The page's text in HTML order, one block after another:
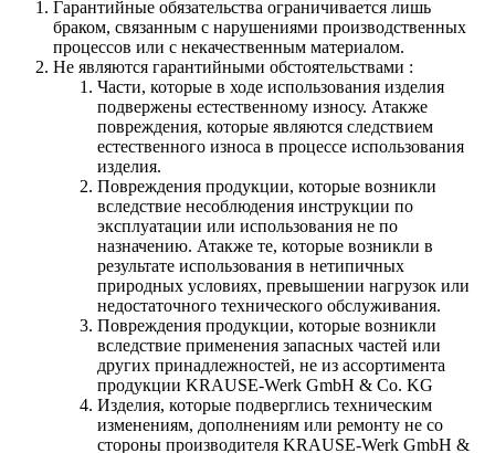
Гарантийные обязательства ограничивается лишь
браком, связанным с нарушениями производственных
процессов или с некачественным материалом.
Не являются гарантийными обстоятельствами :
Части, которые в ходе использования изделия
подвержены естественному износу. Атакже
повреждения, которые являются следствием
естественного износа в процессе использования
изделия.
Повреждения продукции, которые возникли
вследствие несоблюдения инструкции по
эксплуатации или использования не по
назначению. Атакже те, которые возникли в
результате использования в нетипичных
природных условиях, превышении нагрузок или
недостаточного технического обслуживания.
Повреждения продукции, которые возникли
вследствие применения запасных частей или
других принадлежностей, не из ассортимента
продукции KRAUSE-Werk GmbH & Со. KG
Изделия, которые подверглись техническим
изменениям, дополнениям или ремонту не со
стороны производителя KRAUSE-Werk GmbH &